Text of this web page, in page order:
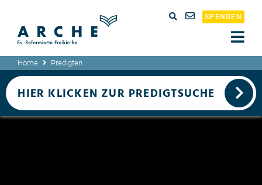
SPENDEN
Home Predigten
HIER KLICKEN ZUR PREDIGTSUCHE